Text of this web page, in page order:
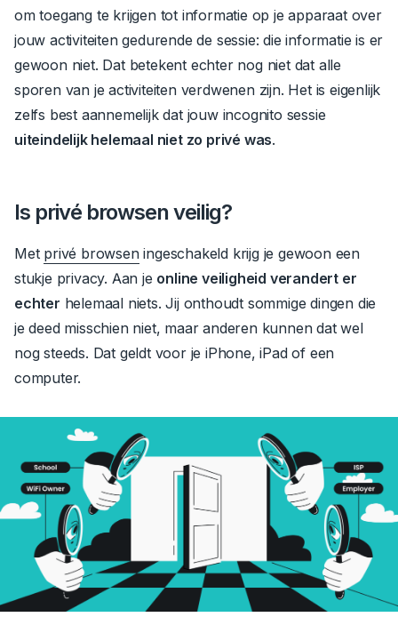
om toegang te krijgen tot informatie op je apparaat over
jouw activiteiten gedurende de sessie: die informatie is er
gewoon niet. Dat betekent echter nog niet dat alle
sporen van je activiteiten verdwenen zijn. Het is eigenlijk
zelfs best aannemelijk dat jouw incognito sessie
uiteindelijk helemaal niet zo privé was.
Is privé browsen veilig?
Met privé browseningeschakeld krijg je gewoon een
stukje privacy. Aan je online veiligheid verandert er
echter helemaal niets. Jij onthoudt sommige dingen die
je deed misschien niet, maar anderen kunnen dat wel
nog steeds. Dat geldt voor je iPhone, iPad of een
computer.